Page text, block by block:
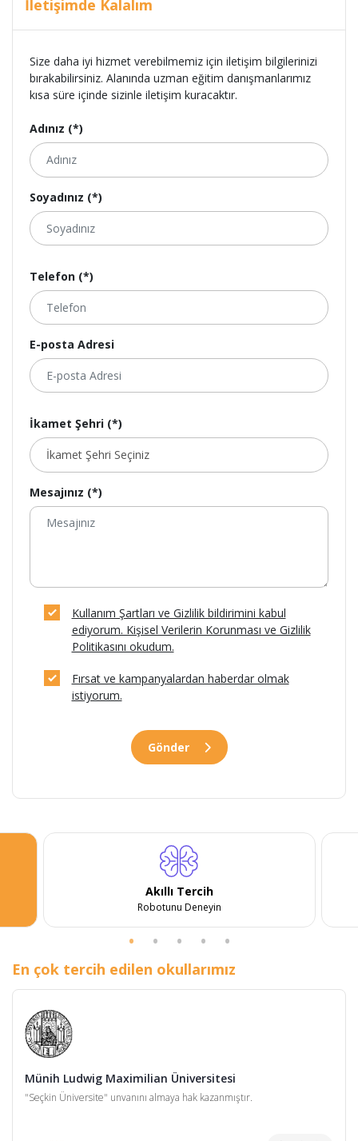
İletişimde Kalalım
Size daha iyi hizmet verebilmemiz için iletişim bilgilerinizi
bırakabilirsiniz. Alanında uzman eğitim danışmanlarımız
kısa süre içinde sizinle iletişim kuracaktır.
Adınız (*)
Soyadınız (*)
Telefon (*)
E-posta Adresi
İkamet Şehri (*)
Mesajınız (*)
Kullanım Şartları ve Gizlilik bildirimini kabul
ediyorum. Kişisel Verilerin Korunması ve Gizlilik
Politikasını okudum.
Fırsat ve kampanyalardan haberdar olmak
istiyorum.
Gönder
Akıllı Tercih
Robotunu Deneyin
En çok tercih edilen okullarımız
Münih Ludwig Maximilian Üniversitesi
"Seçkin Üniversite" unvanını almaya hak kazanmıştır.